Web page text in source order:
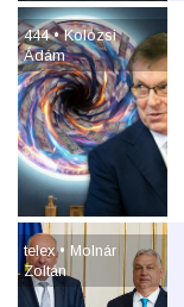
444 • Kolozsi
Ádám
telex • Molnár
Zoltán